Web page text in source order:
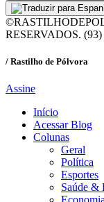
RESERVADOS. (93)
/ Rastilho de Pólvora
Assine
Início
Acessar Blog
Colunas
Geral
Política
Esportes
Saúde &
Economia